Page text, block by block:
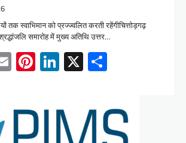
तक स्वाभिमान को प्रज्ज्वलित करती रहेंगीचित्तोड़गढ़
समारोह में मुख्य अतिथि उत्तर…
EmailPinterest
LinkedIn
X